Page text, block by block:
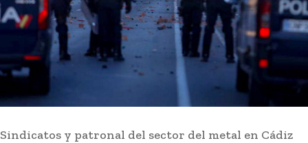
Sindicatos y patronal del sector del metal en Cádiz